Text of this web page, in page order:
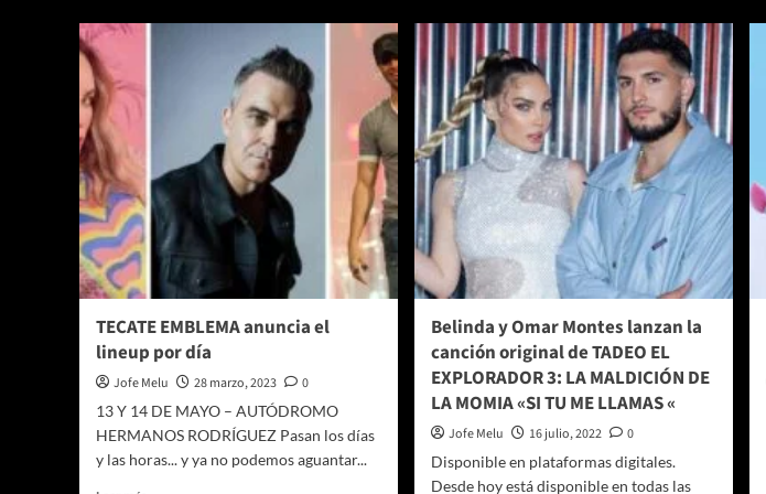
unen
fuerzas
para
reinventar
las
finanzas…
los
tatuajes
TECATE EMBLEMA anuncia el
lineup por día
Jofe Melu 28 marzo, 2023
0
13 Y 14 DE MAYO – AUTÓDROMO
HERMANOS RODRÍGUEZ Pasan los días
y las horas... y ya no podemos aguantar...
Belinda y Omar Montes lanzan la
canción original de TADEO EL
EXPLORADOR 3: LA MALDICIÓN DE
LA MOMIA «SI TU ME LLAMAS «
Jofe Melu 16 julio, 2022
0
Disponible en plataformas digitales.
Desde hoy está disponible en todas las